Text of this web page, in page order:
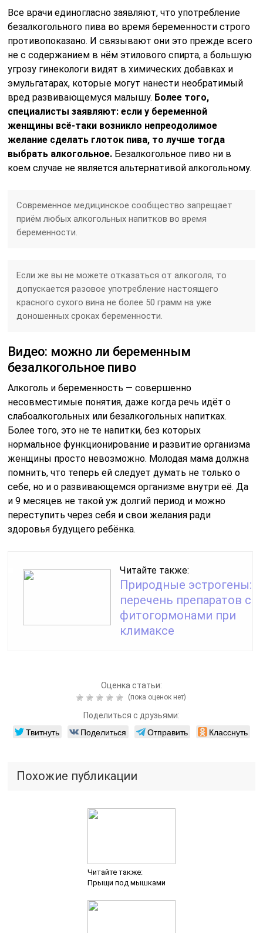
Все врачи единогласно заявляют, что употребление
безалкогольного пива во время беременности строго
противопоказано. И связывают они это прежде всего
не с содержанием в нём этилового спирта, а большую
угрозу гинекологи видят в химических добавках и
эмульгатарах, которые могут нанести необратимый
вред развивающемуся малышу. Более того,
специалисты заявляют: если у беременной
женщины всё-таки возникло непреодолимое
желание сделать глоток пива, то лучше тогда
выбрать алкогольное. Безалкогольное пиво ни в
коем случае не является альтернативой алкогольному.
Современное медицинское сообщество запрещает
приём любых алкогольных напитков во время
беременности.
Если же вы не можете отказаться от алкоголя, то
допускается разовое употребление настоящего
красного сухого вина не более 50 грамм на уже
доношенных сроках беременности.
Видео: можно ли беременным
безалкогольное пиво
Алкоголь и беременность — совершенно
несовместимые понятия, даже когда речь идёт о
слабоалкогольных или безалкогольных напитках.
Более того, это не те напитки, без которых
нормальное функционирование и развитие организма
женщины просто невозможно. Молодая мама должна
помнить, что теперь ей следует думать не только о
себе, но и о развивающемся организме внутри её. Да
и 9 месяцев не такой уж долгий период и можно
переступить через себя и свои желания ради
здоровья будущего ребёнка.
Читайте также:
Природные эстрогены:
перечень препаратов с
фитогормонами при
климаксе
Оценка статьи:
(пока оценок нет)
Поделиться с друзьями:
Твитнуть Поделиться Отправить Класснуть
Похожие публикации
Читайте также:
Прыщи под мышками